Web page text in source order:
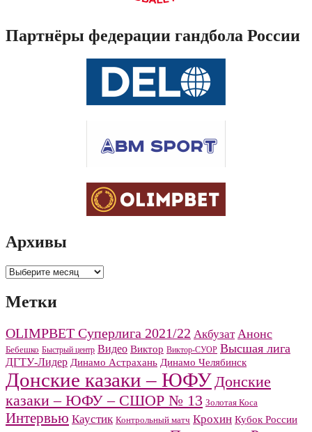
Партнёры федерации гандбола России
Архивы
Архивы
Метки
OLIMPBET Суперлига 2021/22 Акбузат Анонс
Бебешко Быстрый центр Видео Виктор Виктор-СУОР Высшая лига
ДГТУ-Лидер Динамо Астрахань Динамо Челябинск
Донские казаки – ЮФУДонские
казаки – ЮФУ – СШОР № 13 Золотая Коса
Интервью Каустик Контрольный матч Крохин Кубок России